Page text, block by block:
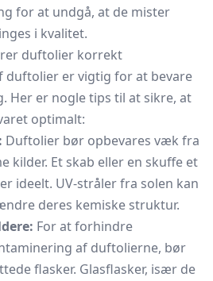
for at undgå, at de mister
i kvalitet.
duftolier korrekt
duftolier er vigtig for at bevare
Her er nogle tips til at sikre, at
optimalt:
Duftolier bør opbevares væk fra
kilder. Et skab eller en skuffe et
ideelt. UV-stråler fra solen kan
deres kemiske struktur.
For at forhindre
af duftolierne, bør
flasker. Glasflasker, især de